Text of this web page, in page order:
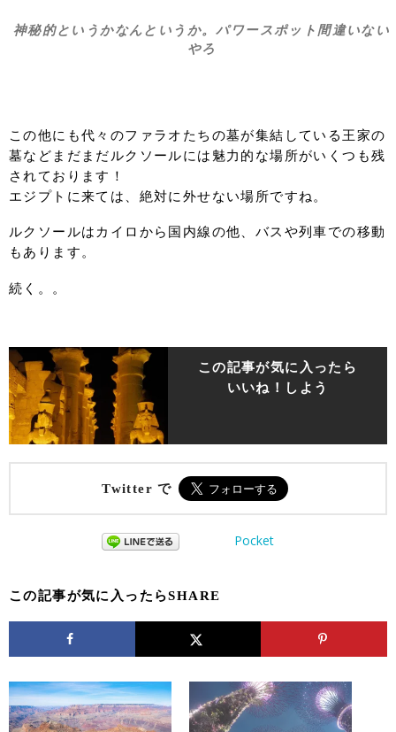
神秘的というかなんというか。パワースポット間違いない
やろ
この他にも代々のファラオたちの墓が集結している王家の
墓などまだまだルクソールには魅力的な場所がいくつも残
されております！
エジプトに来ては、絶対に外せない場所ですね。
ルクソールはカイロから国内線の他、バスや列車での移動
もあります。
続く。。
この記事が気に入ったら
いいね！しよう
Twitter で
Pocket
この記事が気に入ったらSHARE